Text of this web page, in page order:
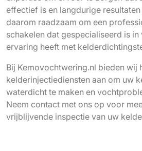
effectief is en langdurige
daarom raadzaam om een
schakelen dat gespecialiseerd is
ervaring heeft met
Bij Kemovochtwering.nl bieden wij
kelderinjectiediensten aan om uw
waterdicht te maken en
Neem contact met ons op voor
vrijblijvende inspectie van uw